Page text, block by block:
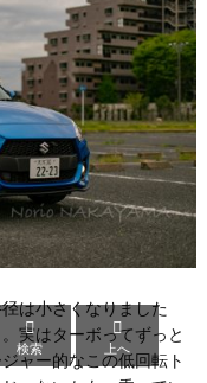
は小さくなりました
実はターボってずっと
ャー的なこの低回転ト

検索

上へ